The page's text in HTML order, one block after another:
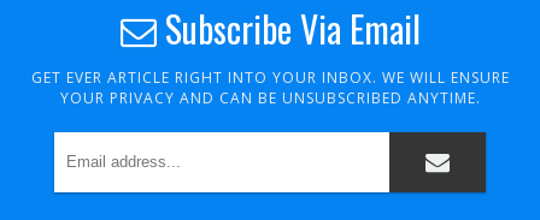
Subscribe Via Email
GET EVER ARTICLE RIGHT INTO YOUR INBOX. WE WILL ENSURE
YOUR PRIVACY AND CAN BE UNSUBSCRIBED ANYTIME.